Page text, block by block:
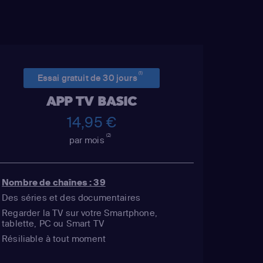
Essai gratuit de 30 jours(1)
APP TV BASIC
14,95 €
par mois(2)
Nombre de chaînes : 39
Des séries et des documentaires
Regarder la TV sur votre Smartphone,
tablette, PC ou Smart TV
Résiliable à tout moment